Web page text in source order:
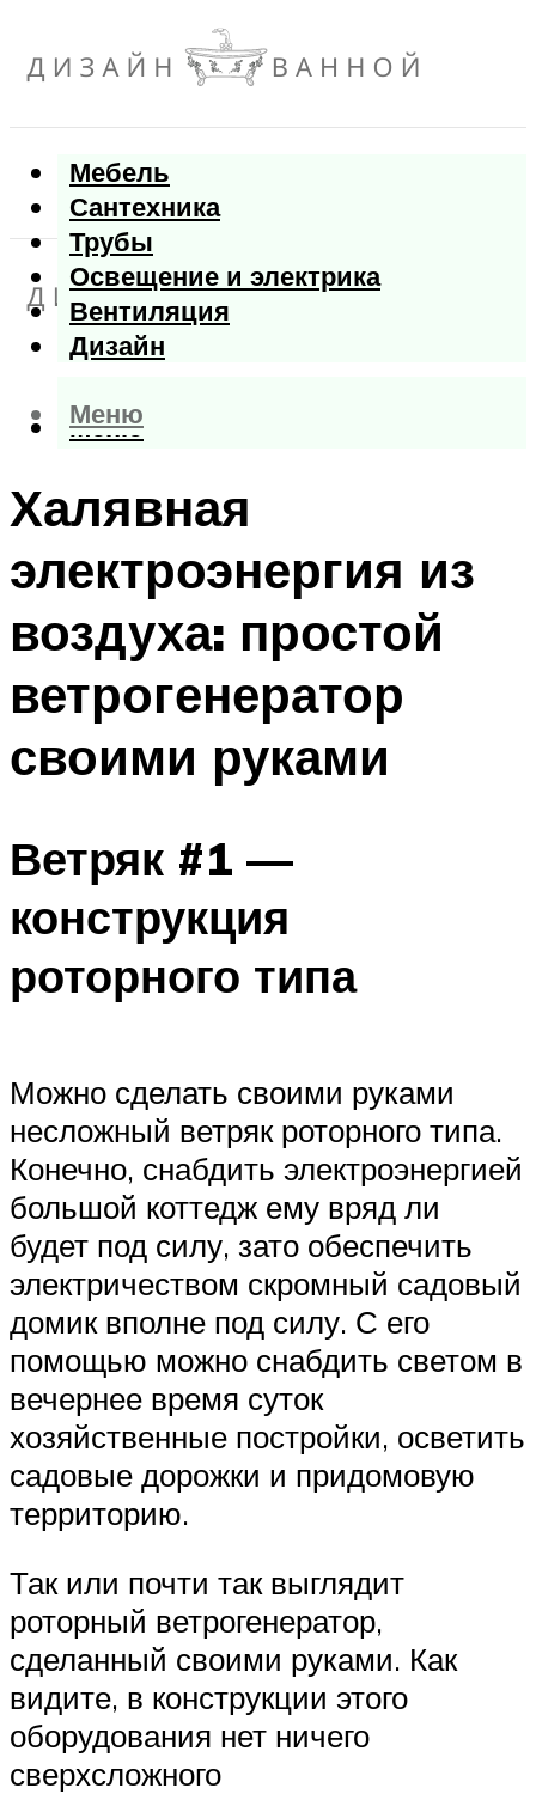
Мебель
Сантехника
Трубы
Освещение и электрика
Вентиляция
Дизайн
Меню
Меню
Халявная
электроэнергия из
воздуха: простой
ветрогенератор
своими руками
Ветряк #1 —
конструкция
роторного типа
Можно сделать своими руками
несложный ветряк роторного типа.
Конечно, снабдить электроэнергией
большой коттедж ему вряд ли
будет под силу, зато обеспечить
электричеством скромный садовый
домик вполне под силу. С его
помощью можно снабдить светом в
вечернее время суток
хозяйственные постройки, осветить
садовые дорожки и придомовую
территорию.
Так или почти так выглядит
роторный ветрогенератор,
сделанный своими руками. Как
видите, в конструкции этого
оборудования нет ничего
сверхсложного